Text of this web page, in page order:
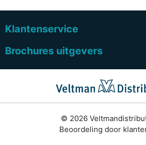
Klantenservice
Brochures uitgevers
© 2026
Beoordeling door